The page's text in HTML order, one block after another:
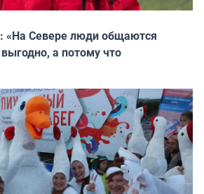
«На Севере люди общаются
а потому что